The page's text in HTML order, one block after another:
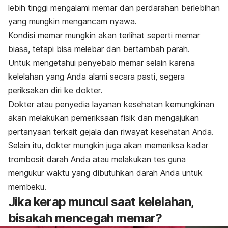
lebih tinggi mengalami memar dan perdarahan berlebihan
yang mungkin mengancam nyawa.
Kondisi memar mungkin akan terlihat seperti memar
biasa, tetapi bisa melebar dan bertambah parah.
Untuk mengetahui penyebab memar selain karena
kelelahan yang Anda alami secara pasti, segera
periksakan diri ke dokter.
Dokter atau penyedia layanan kesehatan kemungkinan
akan melakukan pemeriksaan fisik dan mengajukan
pertanyaan terkait gejala dan riwayat kesehatan Anda.
Selain itu, dokter mungkin juga akan memeriksa kadar
trombosit darah Anda atau melakukan tes guna
mengukur waktu yang dibutuhkan darah Anda untuk
membeku.
Jika kerap muncul saat kelelahan,
bisakah mencegah memar?